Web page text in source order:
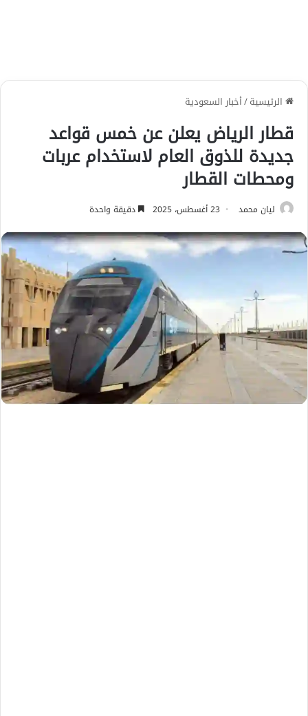
الرئيسية/أخبار السعودية
قطار الرياض يعلن عن خمس قواعد
جديدة للذوق العام لاستخدام عربات
ومحطات القطار
ليان محمد 23 أغسطس، 2025 دقيقة واحدة